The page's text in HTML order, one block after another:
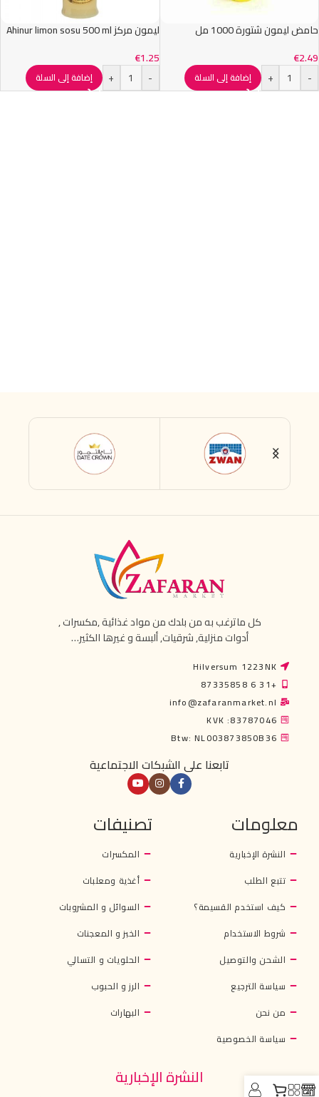
حامض ليمون شتورة 1000 مل
€2.49
-
+ إضافة إلى السلة
ليمون مركز Ahinur limon sosu 500 ml
€1.25
-
+ إضافة إلى السلة
كل ماترغب به من بلدك من مواد غذائية ,مكسرات ,
أدوات منزلية, شرقيات, ألبسة و غيرها الكثير…
Hilversum 1223NK
+31 6 87335858
info@zafaranmarket.nl
KVK :83787046
Btw: NL003873850B36
تابعنا على الشبكات الاجتماعية
معلومات
النشرة الإخبارية
تتبع الطلب
كيف استخدم القسيمة؟
شروط الاستخدام
الشحن والتوصيل
سياسة الترجيع
من نحن
سياسة الخصوصية
تصنيفات
المكسرات
أغذية ومعلبات
السوائل و المشروبات
الخبز و المعجنات
الحلويات و التسالي
الرز و الحبوب
البهارات
النشرة الإخبارية